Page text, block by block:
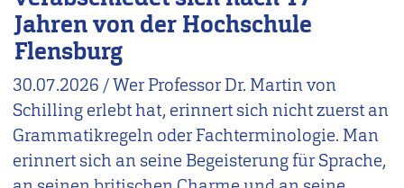
Jahren von der Hochschule
Flensburg
30.07.2026 /Wer Professor Dr. Martin von
Schilling erlebt hat, erinnert sich nicht zuerst an
Grammatikregeln oder Fachterminologie. Man
erinnert sich an seine Begeisterung für Sprache,